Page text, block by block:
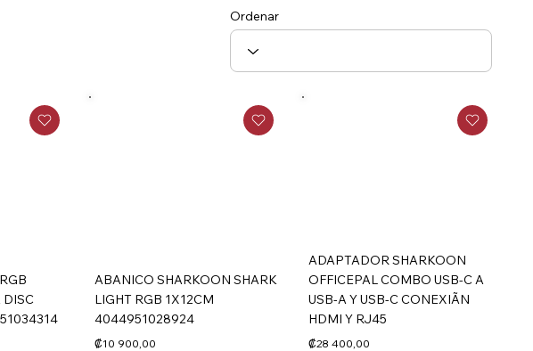
ABANICO SHARKOON SHARK
LIGHT RGB 1X12CM
4044951028924
₡10 900,00
ADAPTADOR SHARKOON
OFFICEPAL COMBO USB-C A
USB-A Y USB-C CONEXIÃN
HDMI Y RJ45
₡28 400,00
Ordenar